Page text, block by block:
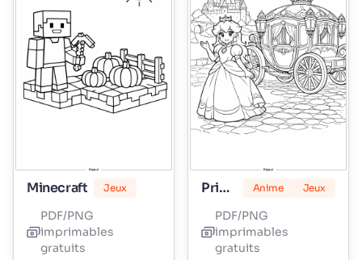
Minecraft Jeux
PDF/PNG
imprimables
gratuits
Princesse Peach Anime Jeux
PDF/PNG
imprimables
gratuits